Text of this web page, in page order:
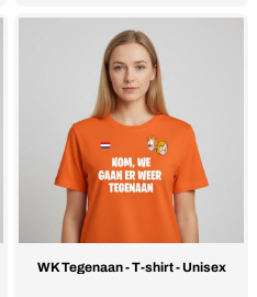
WK Tegenaan - T-shirt - Unisex